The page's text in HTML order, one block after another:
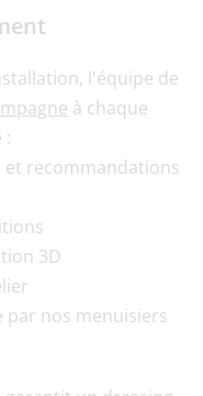
à chaque
:
et recommandations
3D
par nos menuisiers